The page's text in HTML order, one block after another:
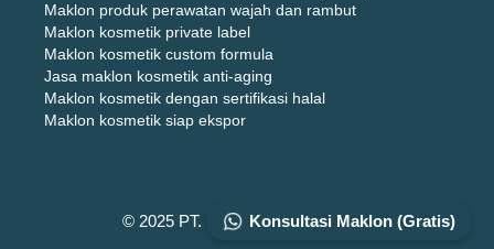
Maklon produk perawatan wajah dan rambut
Maklon kosmetik private label
Maklon kosmetik custom formula
Jasa maklon kosmetik anti-aging
Maklon kosmetik dengan sertifikasi halal
Maklon kosmetik siap ekspor
© 2025 PT. DIZZA KARYA UTAMA
Konsultasi Maklon (Gratis)